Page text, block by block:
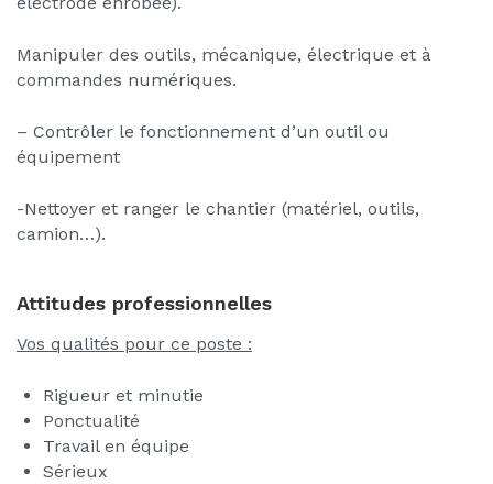
Manipuler des outils, mécanique, électrique et à
commandes numériques.
– Contrôler le fonctionnement d’un outil ou
équipement
-Nettoyer et ranger le chantier (matériel, outils,
camion…).
Attitudes professionnelles
Vos qualités pour ce poste :
Rigueur et minutie
Ponctualité
Travail en équipe
Sérieux